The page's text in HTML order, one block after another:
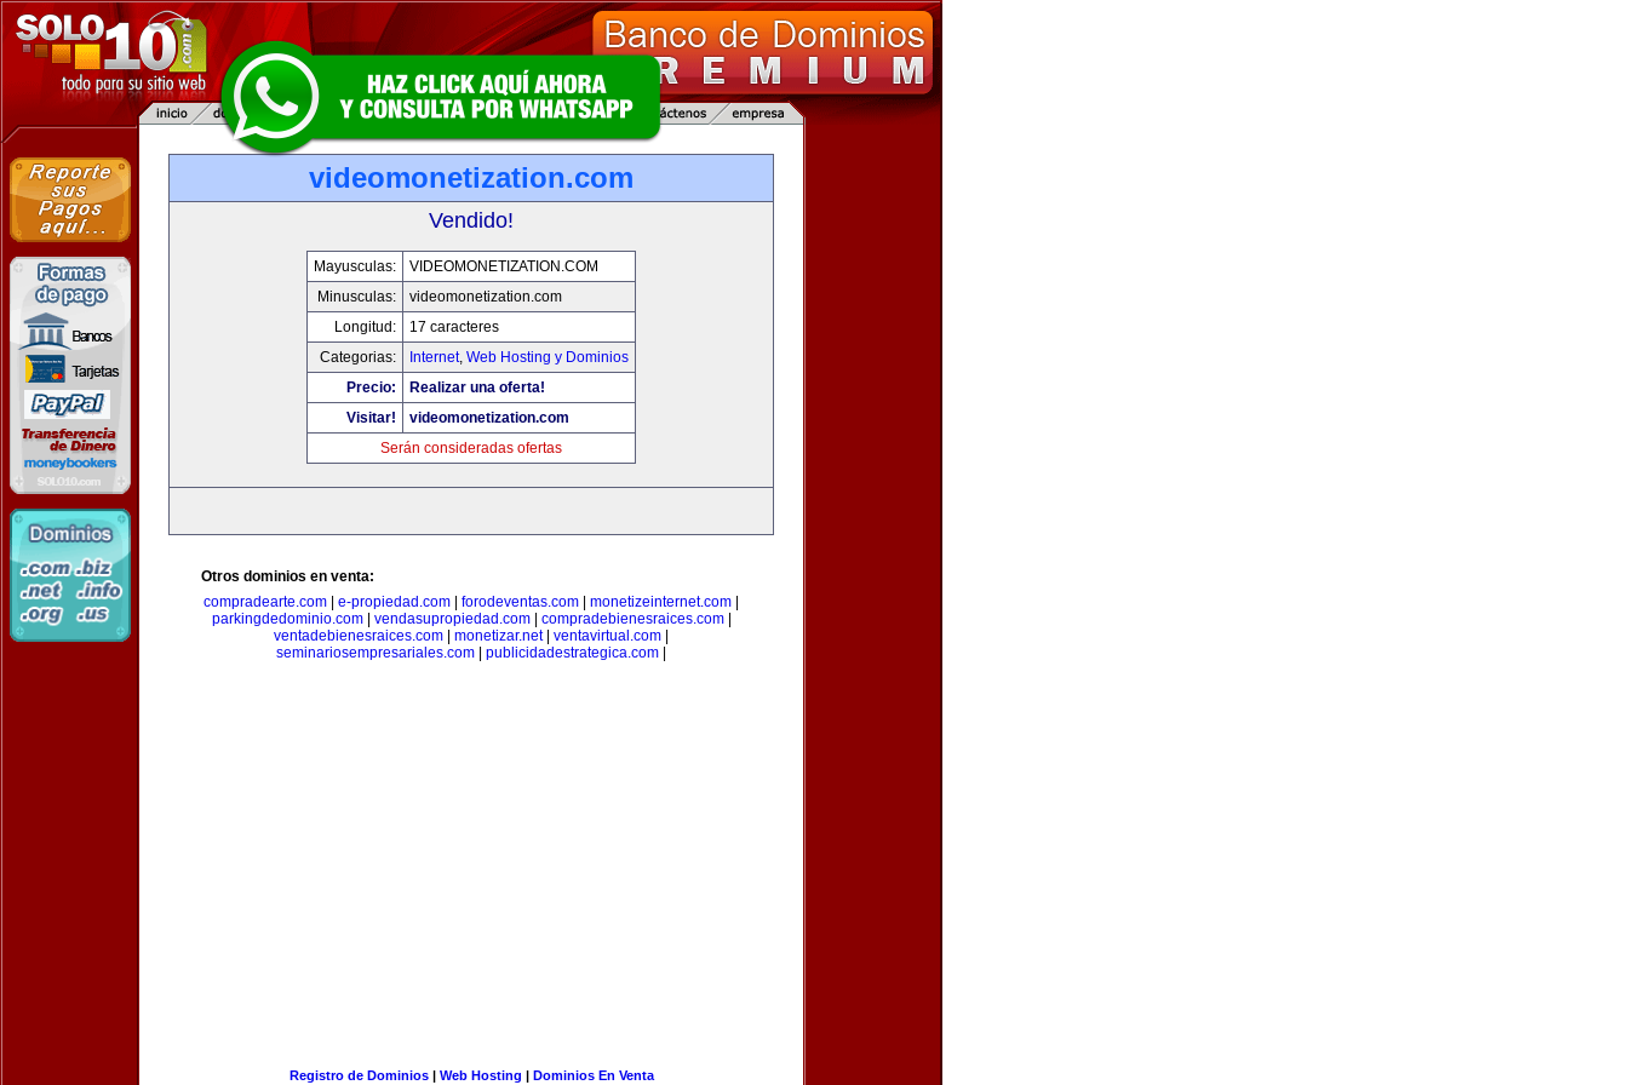
videomonetization.com
Vendido!
Mayusculas:
VIDEOMONETIZATION.COM
Minusculas:
videomonetization.com
Longitud:
17 caracteres
Categorias:
Internet, Web Hosting y Dominios
Precio:
Realizar una oferta!
Visitar!
videomonetization.com
Serán consideradas ofertas
Otros dominios en venta:
compradearte.com
e-propiedad.com forodeventas.com monetizeinternet.com
parkingdedominio.com| vendasupropiedad.com| compradebienesraices.com|
ventadebienesraices.com
monetizar.net| ventavirtual.com
seminariosempresariales.com
publicidadestrategica.com
Registro de Dominios| Web Hosting | Dominios En Venta